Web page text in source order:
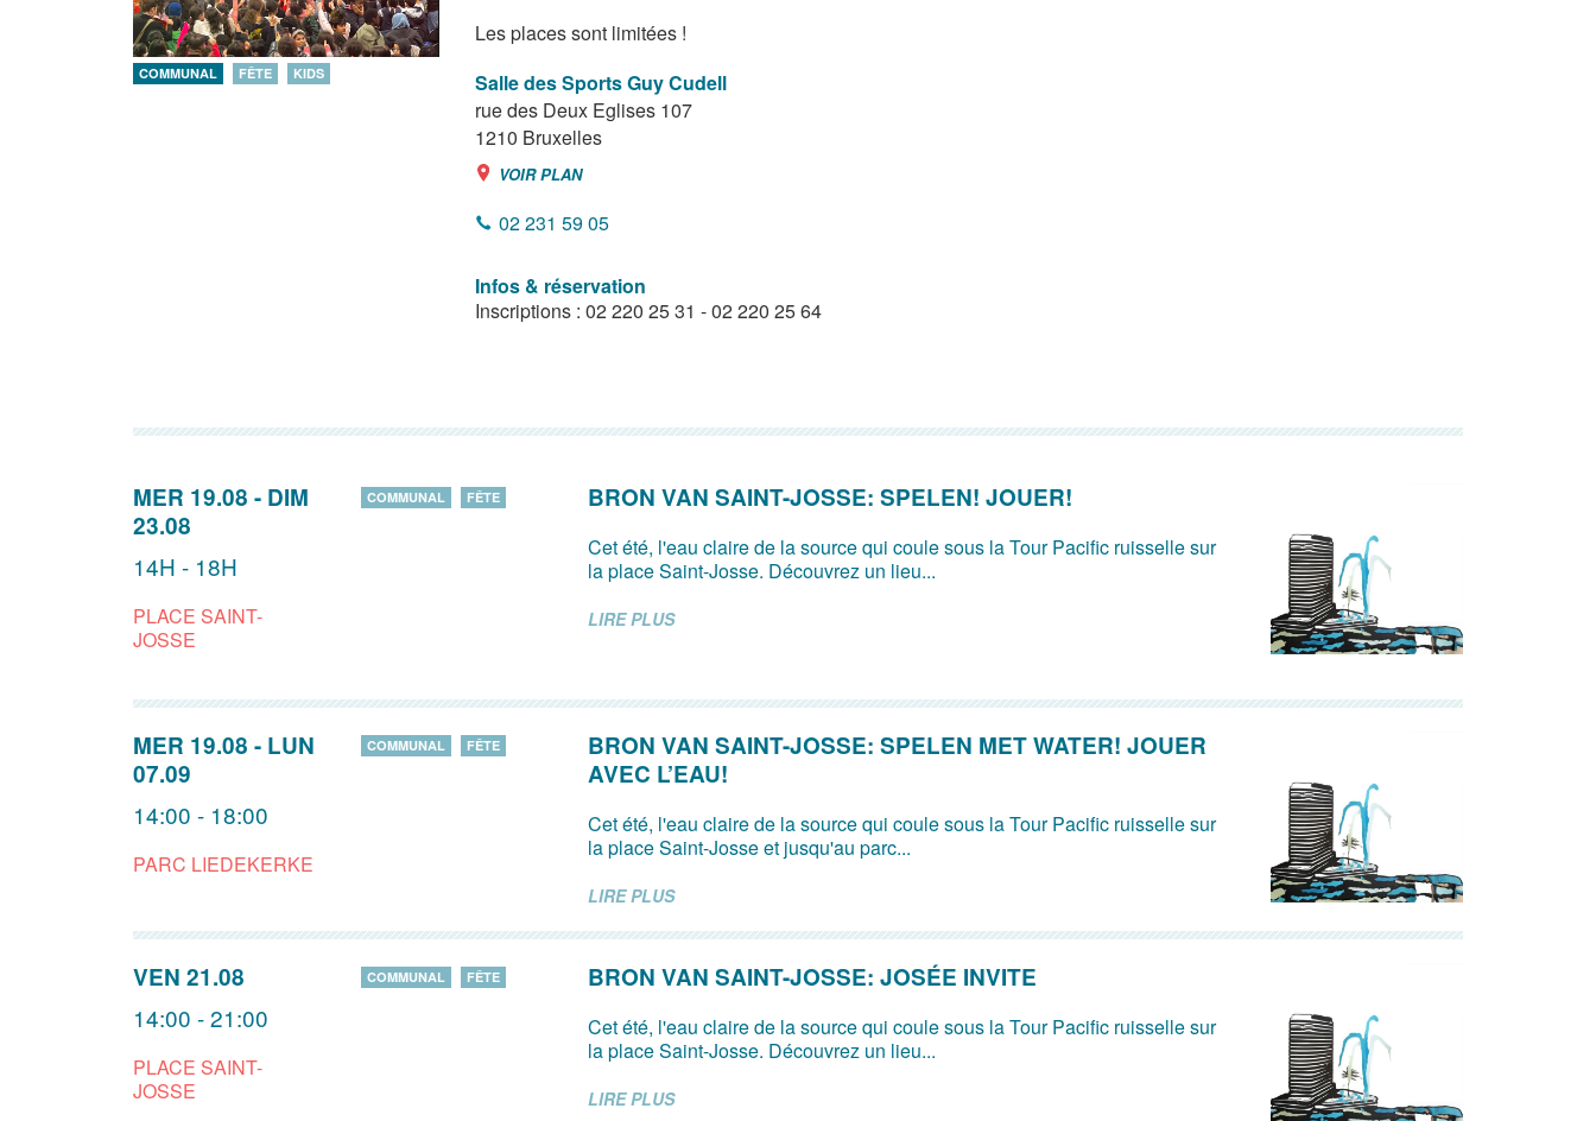
COMMUNAL FÊTE KIDS
Les places sont limitées !
Salle des Sports Guy Cudell
rue des Deux Eglises 107
1210 Bruxelles
VOIR PLAN
02 231 59 05
Infos & réservation
Inscriptions : 02 220 25 31 - 02 220 25 64
MER 19.08 - DIM
23.08
14H - 18H
PLACE SAINT-
JOSSE
COMMUNAL FÊTE BRON VAN SAINT-JOSSE: SPELEN! JOUER!
Cet été, l'eau claire de la source qui coule sous la Tour Pacific ruisselle sur
la place Saint-Josse. Découvrez un lieu...
LIRE PLUS
MER 19.08 - LUN
07.09
14:00 - 18:00
PARC LIEDEKERKE
COMMUNAL FÊTE
BRON VAN SAINT-JOSSE: SPELEN MET WATER! JOUER
AVEC L’EAU!
Cet été, l'eau claire de la source qui coule sous la Tour Pacific ruisselle sur
la place Saint-Josse et jusqu'au parc...
LIRE PLUS
VEN 21.08
14:00 - 21:00
PLACE SAINT-
JOSSE
COMMUNAL FÊTE BRON VAN SAINT-JOSSE: JOSÉE INVITE
Cet été, l'eau claire de la source qui coule sous la Tour Pacific ruisselle sur
la place Saint-Josse. Découvrez un lieu...
LIRE PLUS